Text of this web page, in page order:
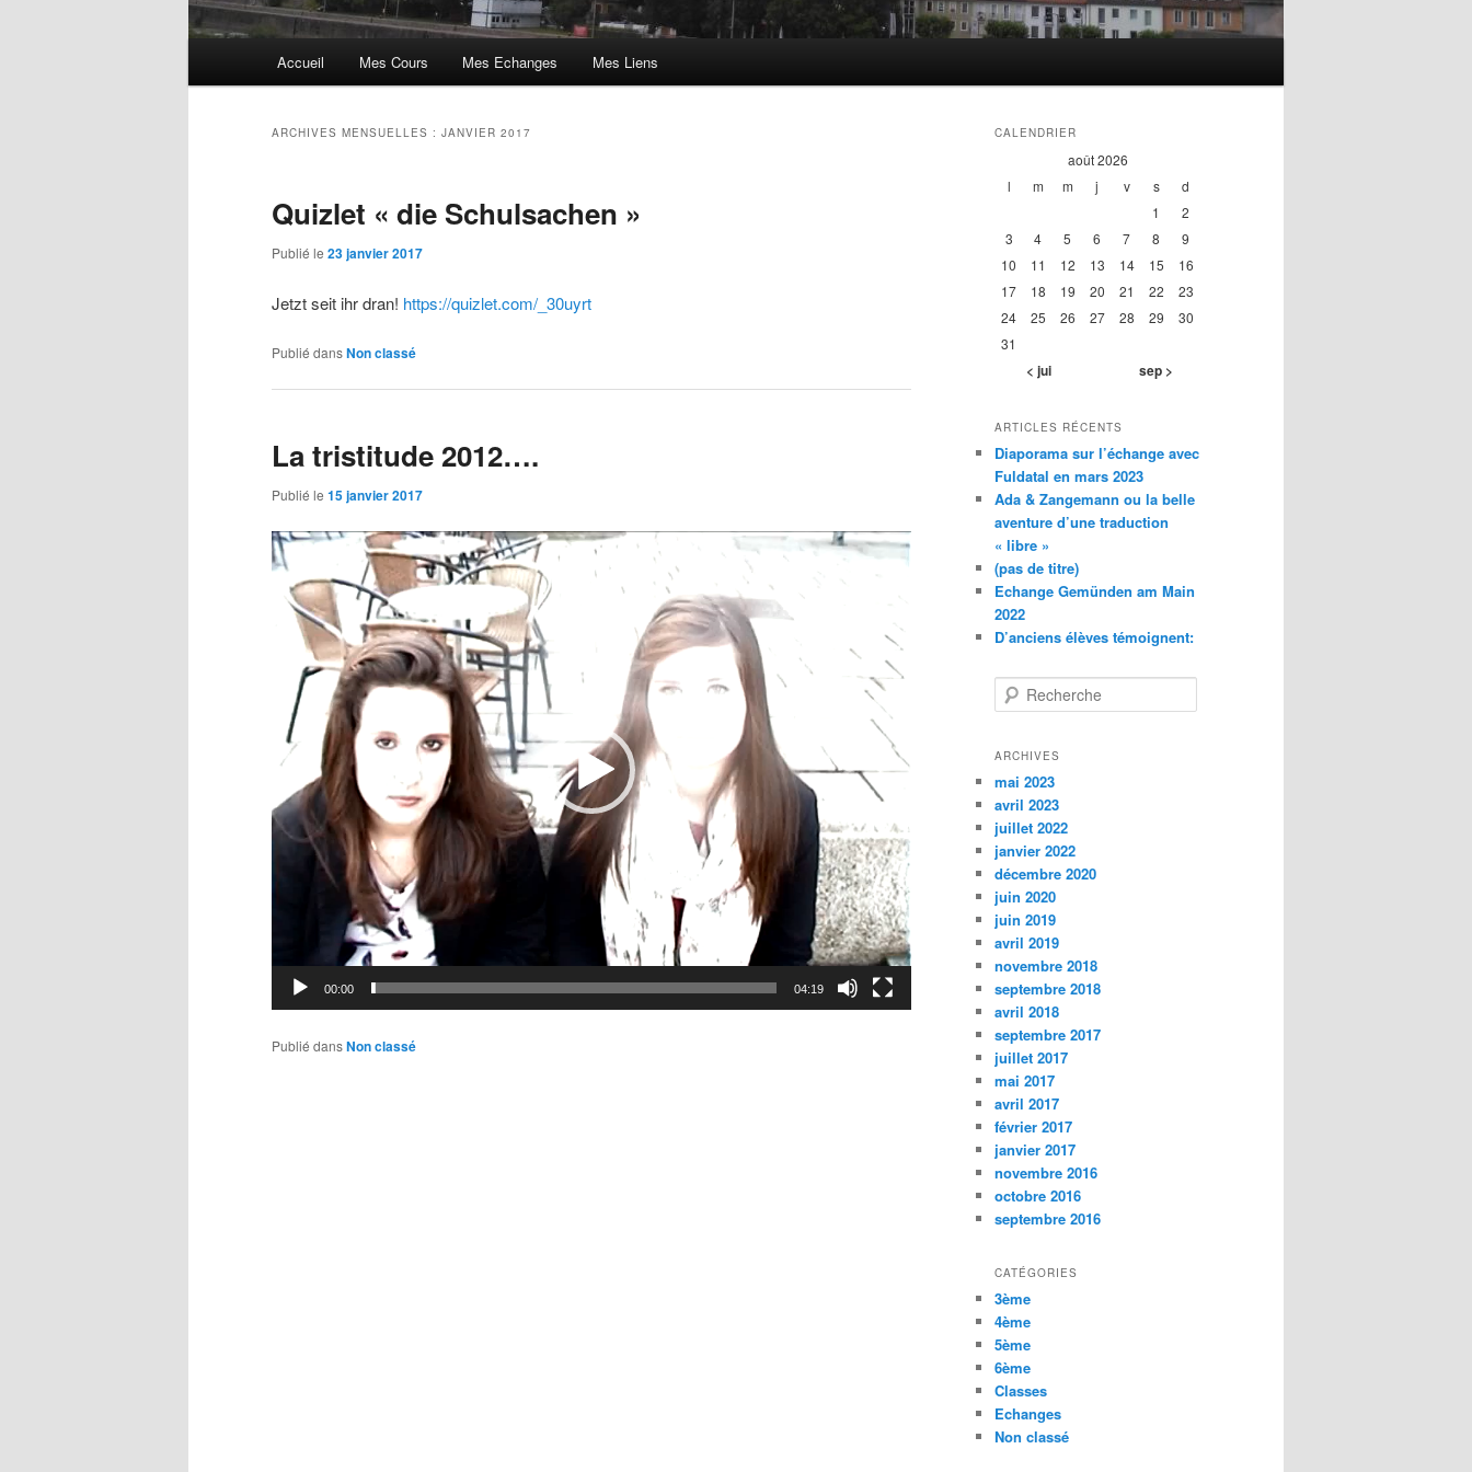
Accueil Mes Cours Mes Echanges Mes Liens
ARCHIVES MENSUELLES : JANVIER 2017
Quizlet « die Schulsachen »
Publié le 23 janvier 2017
Jetzt seit ihr dran! https://quizlet.com/_30uyrt
Publié dansNon classé
La tristitude 2012….
Publié le 15 janvier 2017
Lecteur
vidéo
00:00 04:19
Publié dansNon classé
CALENDRIER
août 2026
l
m m j v s
d
1
2
3
4 5 6 7 8
9
10
11 12 13 14 15
16
17
18 19 20 21 22
23
24
25 26 27 28 29
30
31
< jui sep >
ARTICLES RÉCENTS
Diaporama sur l’échange avec
Fuldatal en mars 2023
Ada & Zangemann ou la belle
aventure d’une traduction
« libre »
(pas de titre)
Echange Gemünden am Main
2022
D’anciens élèves témoignent:
e
h
r
c
h
e
ARCHIVES
mai 2023
avril 2023
juillet 2022
janvier 2022
décembre 2020
juin 2020
juin 2019
avril 2019
novembre 2018
septembre 2018
avril 2018
septembre 2017
juillet 2017
mai 2017
avril 2017
février 2017
janvier 2017
novembre 2016
octobre 2016
septembre 2016
CATÉGORIES
3ème
4ème
5ème
6ème
Classes
Echanges
Non classé